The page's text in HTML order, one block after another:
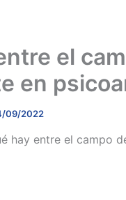
el
en
09/2022
hay entre el campo